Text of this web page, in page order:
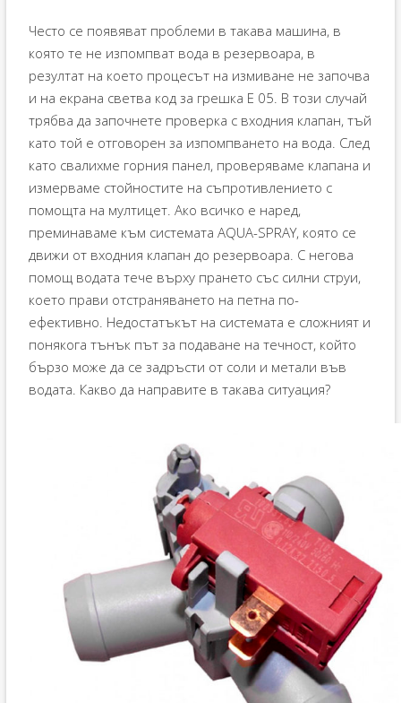
Често се появяват проблеми в такава машина, в
която те не изпомпват вода в резервоара, в
резултат на което процесът на измиване не започва
и на екрана светва код за грешка E 05. В този случай
трябва да започнете проверка с входния клапан, тъй
като той е отговорен за изпомпването на вода. След
като свалихме горния панел, проверяваме клапана и
измерваме стойностите на съпротивлението с
помощта на мултицет. Ако всичко е наред,
преминаваме към системата AQUA-SPRAY, която се
движи от входния клапан до резервоара. С негова
помощ водата тече върху прането със силни струи,
което прави отстраняването на петна по-
ефективно. Недостатъкът на системата е сложният и
понякога тънък път за подаване на течност, който
бързо може да се задръсти от соли и метали във
водата. Какво да направите в такава ситуация?